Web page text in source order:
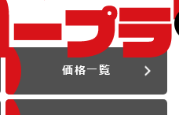
価格一覧